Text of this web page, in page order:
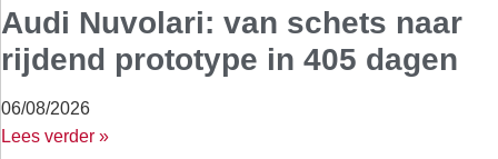
Audi Nuvolari: van schets naar
rijdend prototype in 405 dagen
06/08/2026
Lees verder »